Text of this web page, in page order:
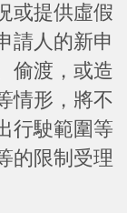
或提供虛假
請人的新申
偷渡，或造
情形，將不
行駛範圍等
的限制受理